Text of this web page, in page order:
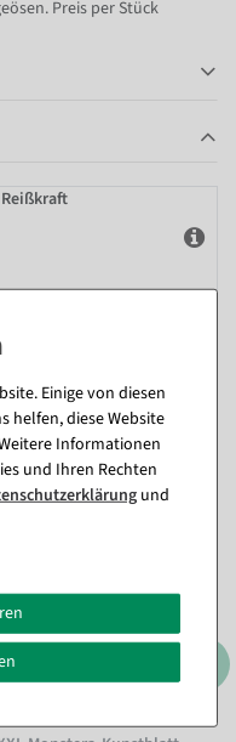
Preis per Stück
Produkt
Einige von diesen
helfen, diese Website
Informationen
und Ihren Rechten
und